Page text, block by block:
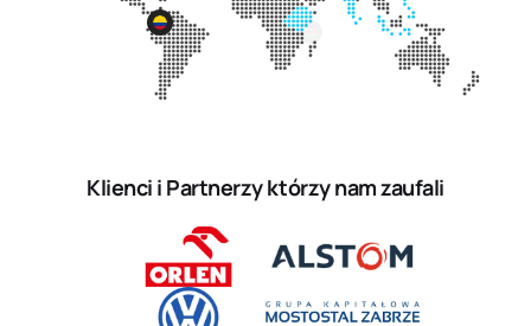
Klienci i Partnerzy którzy nam zaufali